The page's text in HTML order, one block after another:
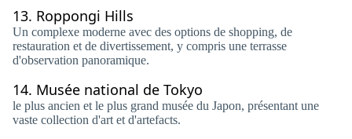
13. Roppongi Hills
Un complexe moderne avec des options de shopping, de
restauration et de divertissement, y compris une terrasse
d'observation panoramique.
14. Musée national de Tokyo
le plus ancien et le plus grand musée du Japon, présentant une
vaste collection d'art et d'artefacts.